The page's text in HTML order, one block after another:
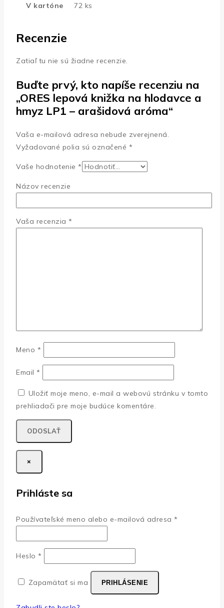
V kartóne 72 ks
Recenzie
Zatiaľ tu nie sú žiadne recenzie.
Buďte prvý, kto napíše recenziu na
„ORES lepová knižka na hlodavce a
hmyz LP1 – arašidová aróma“
Vaša e-mailová adresa nebude zverejnená.
Vyžadované polia sú označené *
Vaše hodnotenie *
Názov recenzie
Vaša recenzia *
Meno *
Email *
Uložiť moje meno, e-mail a webovú stránku v tomto
prehliadači pre moje budúce komentáre.
×
Prihláste sa
Používateľské meno alebo e-mailová adresa *
Heslo *
Zapamätať si ma PRIHLÁSENIE